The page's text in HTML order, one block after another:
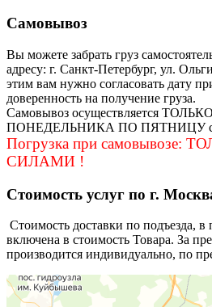
Самовывоз
Вы можете забрать груз
адресу: г. Санкт-Петербург, ул.
этим вам нужно согласовать дату
доверенность на получение груза.
Самовывоз осуществляется
ПОНЕДЕЛЬНИКА ПО ПЯТНИЦУ с
Погрузка при самовывозе:
СИЛАМИ !
Стоимость услуг по г.
Стоимость доставки по подъезда,
включена в стоимость Товара. За
производится индивидуально, по